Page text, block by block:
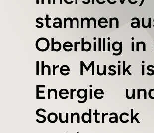
stammen
Oberbillig in
Ihre Musik
Energie